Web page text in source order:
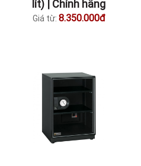
lít) | Chính hãng
Giá từ: 8.350.000đ